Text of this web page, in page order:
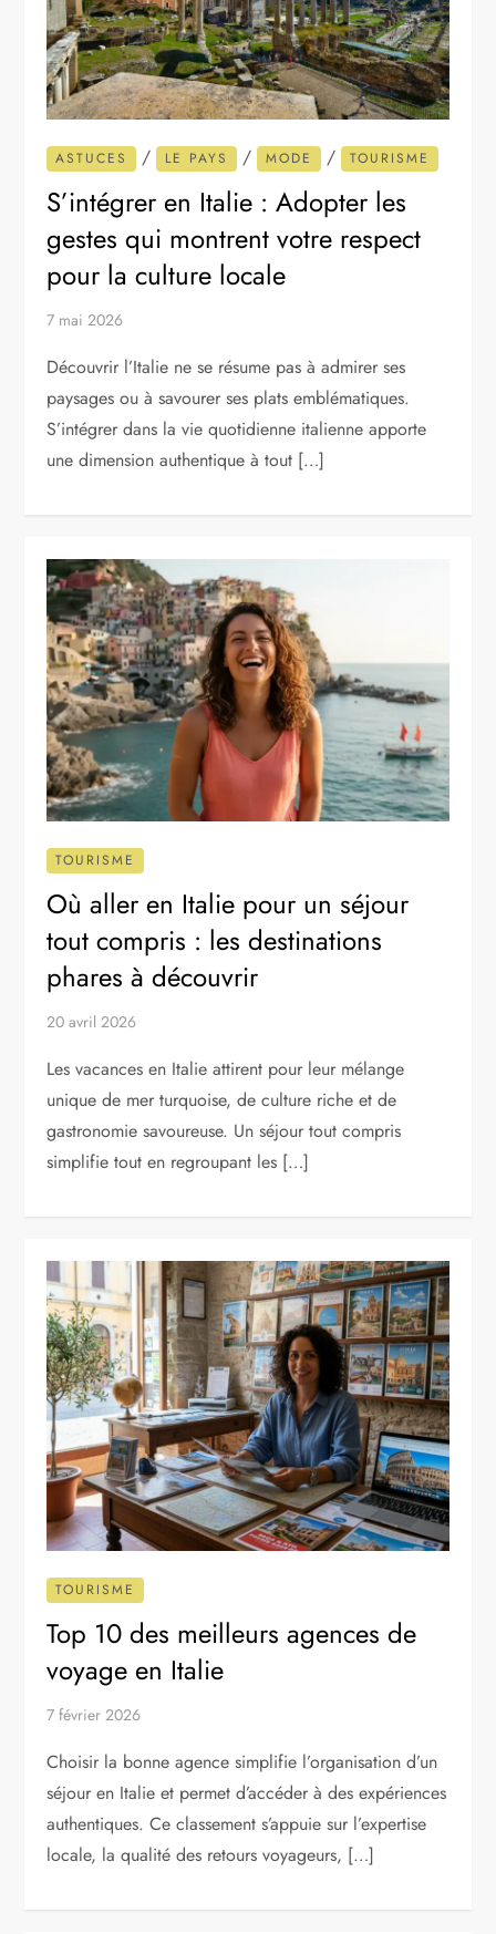
ASTUCES / LE PAYS / MODE / TOURISME
S’intégrer en Italie : Adopter les
gestes qui montrent votre respect
pour la culture locale
7 mai 2026
Découvrir l’Italie ne se résume pas à admirer ses
paysages ou à savourer ses plats emblématiques.
S’intégrer dans la vie quotidienne italienne apporte
une dimension authentique à tout […]
TOURISME
Où aller en Italie pour un séjour
tout compris : les destinations
phares à découvrir
20 avril 2026
Les vacances en Italie attirent pour leur mélange
unique de mer turquoise, de culture riche et de
gastronomie savoureuse. Un séjour tout compris
simplifie tout en regroupant les […]
TOURISME
Top 10 des meilleurs agences de
voyage en Italie
7 février 2026
Choisir la bonne agence simplifie l’organisation d’un
séjour en Italie et permet d’accéder à des expériences
authentiques. Ce classement s’appuie sur l’expertise
locale, la qualité des retours voyageurs, […]